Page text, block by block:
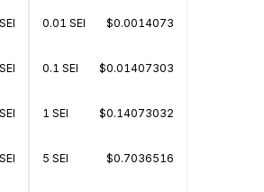
0.01 SEI $0.0014073
0.1 SEI $0.01407303
1 SEI $0.14073032
5 SEI $0.7036516